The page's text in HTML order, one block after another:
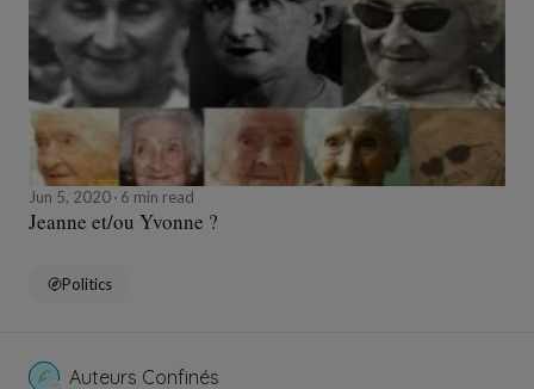
Jun 5, 2020 6 min read
Jeanne et/ou Yvonne ?
Politics
Auteurs Confinés